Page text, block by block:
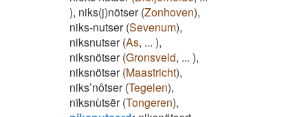
), niks(j)nötser(Zonhoven),
niks-nutser(Sevenum),
niksnutser(As, ... ),
niksnötser(Gronsveld, ... ),
niksnötsər(Maastricht),
niks’nôtser(Tegelen),
nïksnùtsër(Tongeren),